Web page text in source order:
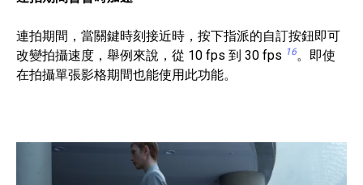
連拍期間，當關鍵時刻接近時，按下指派的自訂按鈕即可
改變拍攝速度，舉例來說，從 10 fps 到 30 fps 16。即使
在拍攝單張影格期間也能使用此功能。